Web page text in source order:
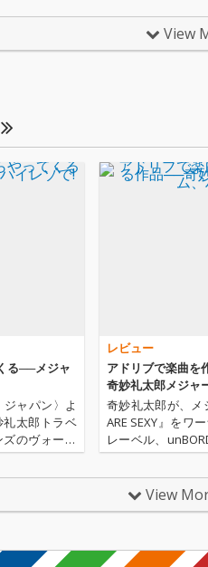
のフルアル
作『YOU ARE
代表曲、「君
ー」「Nobod
View
る──メジャ
ャパン〉よ
太郎トラベ
のヴォーカ
ロック・ヴ
レビュー
アドリブで楽曲を
奇妙礼太郎メジャ
奇妙礼太郎が、メ
ARE SEXY』をワ
レーベル、
ラベルスイング
ンド・天…View